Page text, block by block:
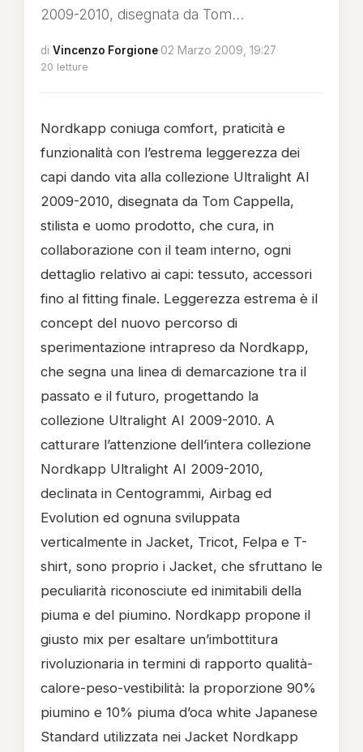
2009-2010, disegnata da Tom...
di Vincenzo Forgione·02 Marzo 2009, 19:27·
20 letture
Nordkapp coniuga comfort, praticità e
funzionalità con l’estrema leggerezza dei
capi dando vita alla collezione Ultralight AI
2009-2010, disegnata da Tom Cappella,
stilista e uomo prodotto, che cura, in
collaborazione con il team interno, ogni
dettaglio relativo ai capi: tessuto, accessori
fino al fitting finale. Leggerezza estrema è il
concept del nuovo percorso di
sperimentazione intrapreso da Nordkapp,
che segna una linea di demarcazione tra il
passato e il futuro, progettando la
collezione Ultralight AI 2009-2010. A
catturare l’attenzione dell’intera collezione
Nordkapp Ultralight AI 2009-2010,
declinata in Centogrammi, Airbag ed
Evolution ed ognuna sviluppata
verticalmente in Jacket, Tricot, Felpa e T-
shirt, sono proprio i Jacket, che sfruttano le
peculiarità riconosciute ed inimitabili della
piuma e del piumino. Nordkapp propone il
giusto mix per esaltare un’imbottitura
rivoluzionaria in termini di rapporto qualità-
calore-peso-vestibilità: la proporzione 90%
piumino e 10% piuma d’oca white Japanese
Standard utilizzata nei Jacket Nordkapp